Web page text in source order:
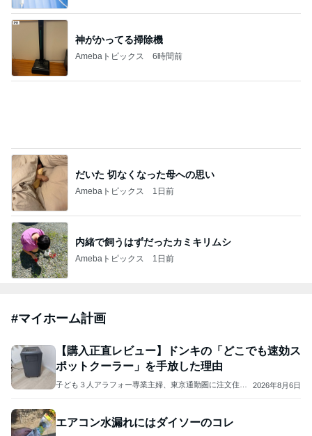
神がかってる掃除機
Amebaトピックス 6時間前
だいた 切なくなった母への思い
Amebaトピックス 1日前
内緒で飼うはずだったカミキリムシ
Amebaトピックス 1日前
#マイホーム計画
【購入正直レビュー】ドンキの「どこでも速効ス
ポットクーラー」を手放した理由
子ども３人アラフォー専業主婦、東京通勤圏に注文住宅
2026年8月6日
エアコン水漏れにはダイソーのコレ